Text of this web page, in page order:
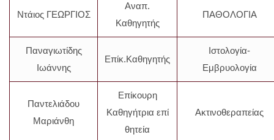
Ντάιος ΓΕΩΡΓΙΟΣ
Αναπ.
Καθηγητής
ΠΑΘΟΛΟΓΙΑ
Παναγιωτίδης
Ιωάννης
Επίκ.Καθηγητής
Ιστολογία-
Εμβρυολογία
Παντελιάδου
Μαριάνθη
Επίκουρη
Καθηγήτρια επί
θητεία
Ακτινοθεραπείας